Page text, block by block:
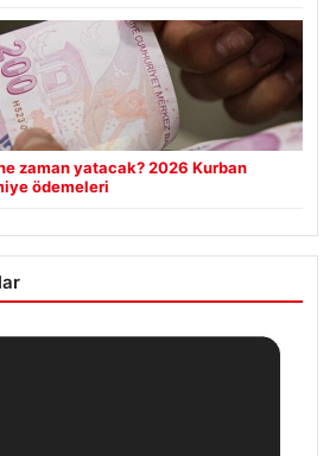
zaman yatacak? 2026 Kurban
ödemeleri